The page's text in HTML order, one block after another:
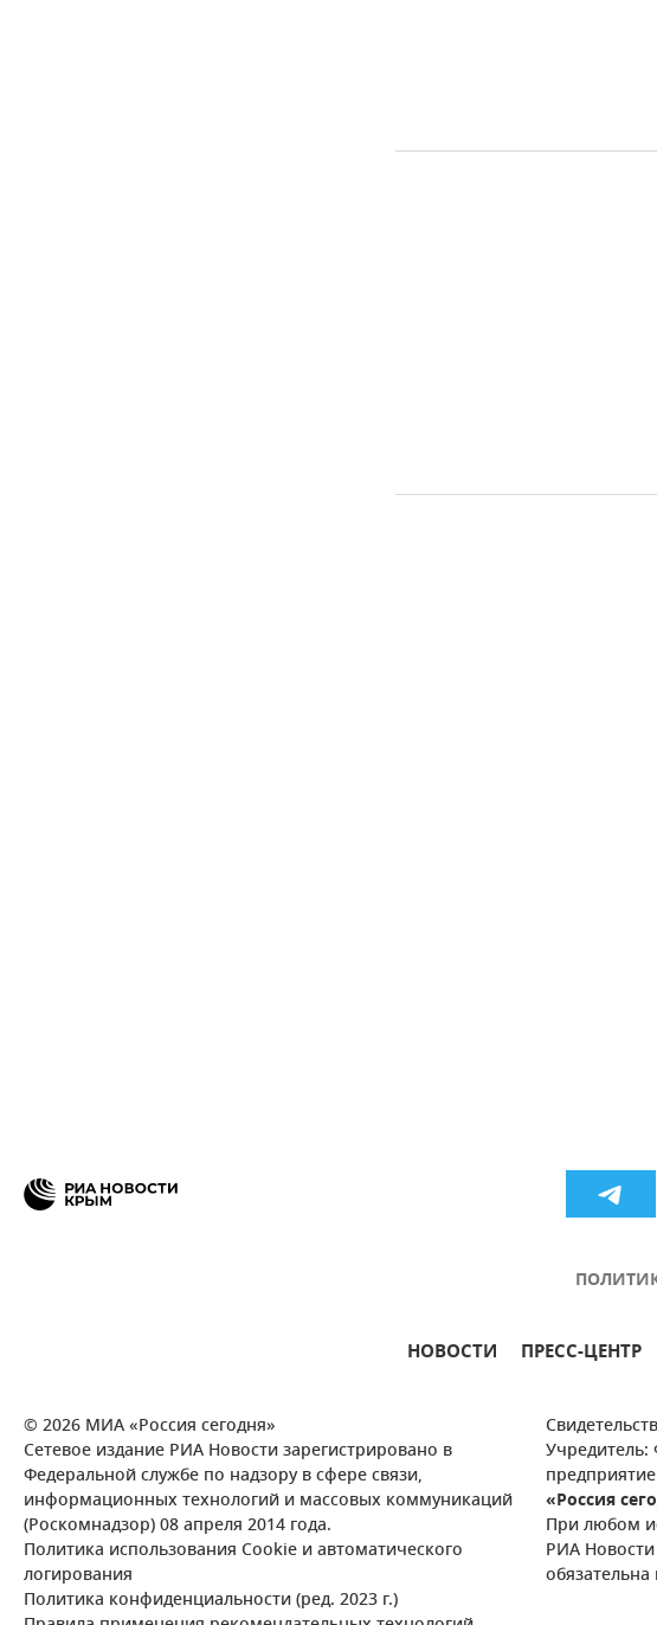
НОВОСТИ ПРЕСС-ЦЕНТР
© 2026 МИА «Россия сегодня»
Сетевое издание РИА Новости зарегистрировано в
Федеральной службе по надзору в сфере связи,
информационных технологий и массовых коммуникаций
(Роскомнадзор) 08 апреля 2014 года.
Политика использования Cookie и автоматического
логирования
Политика конфиденциальности (ред. 2023 г.)
Учредитель:
«Россия
При любом
РИА